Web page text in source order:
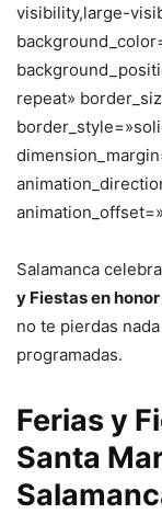
visibility,large-
repeat»
Salamanca
y Fiestas en
no te pierdas
programadas.
Ferias y
Santa